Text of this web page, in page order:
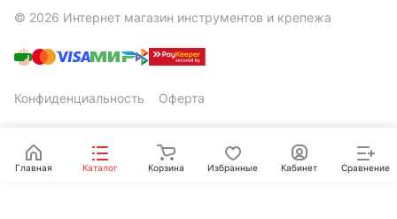
© 2026 Интернет магазин инструментов и крепежа
Конфиденциальность Оферта
Главная Каталог Корзина Избранные Кабинет Сравнение